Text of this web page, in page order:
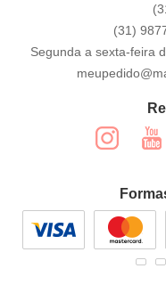
(31)
Segunda a sexta-feira